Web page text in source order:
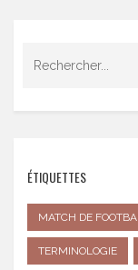
ÉTIQUETTES
MATCH DE
TERMINOLOGIE